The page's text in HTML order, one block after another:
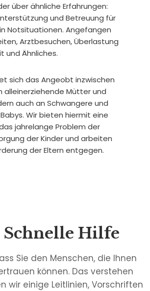
über ähnliche Erfahrungen:
und Betreuung für
Notsituationen. Angefangen
Arztbesuchen, Überlastung
und Ähnliches.
sich das Angeobt inzwischen
alleinerziehende Mütter und
auch an Schwangere und
Wir bieten hiermit eine
jahrelange Problem der
der Kinder und arbeiten
der Eltern entgegen.
Hilfe
Sie den Menschen, die Ihnen
können. Das verstehen
wir einige Leitlinien, Vorschriften